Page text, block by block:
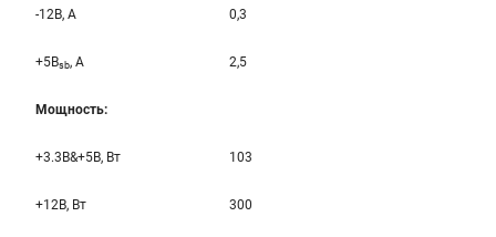
-12B, A 0,3
+5Bsb, A 2,5
Мощность:
+3.3B&+5B, Вт 103
+12B, Вт 300